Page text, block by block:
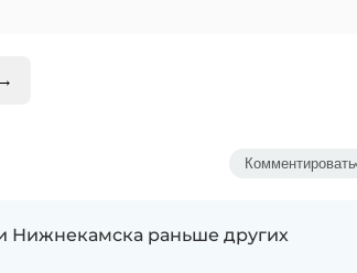
Комментировать
Нижнекамска раньше других